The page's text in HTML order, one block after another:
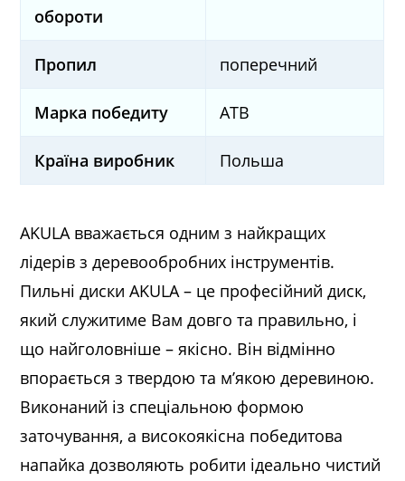
обороти
Пропил поперечний
Марка победиту ATB
Країна виробник Польша
AKULA вважається одним з найкращих
лідерів з деревообробних інструментів.
Пильні диски AKULA – це професійний диск,
який служитиме Вам довго та правильно, і
що найголовніше – якісно. Він відмінно
впорається з твердою та м’якою деревиною.
Виконаний із спеціальною формою
заточування, а високоякісна победитова
напайка дозволяють робити ідеально чистий